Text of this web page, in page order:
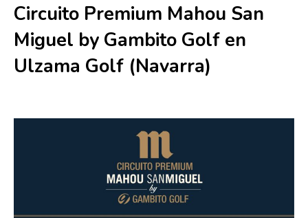
Circuito Premium Mahou San
Miguel by Gambito Golf en
Ulzama Golf (Navarra)